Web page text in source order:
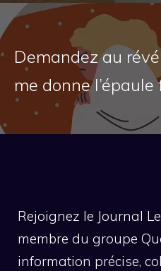
Demandez au
me donne l’épaule
Rejoignez le Journal
membre du groupe
information précise,